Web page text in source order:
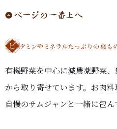
有機野菜を中心に減農薬野菜
から取り寄せています。お肉
自慢のサムジャンと一緒に包ん